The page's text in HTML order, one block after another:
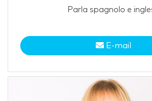
Parla spagnolo e
E-mail